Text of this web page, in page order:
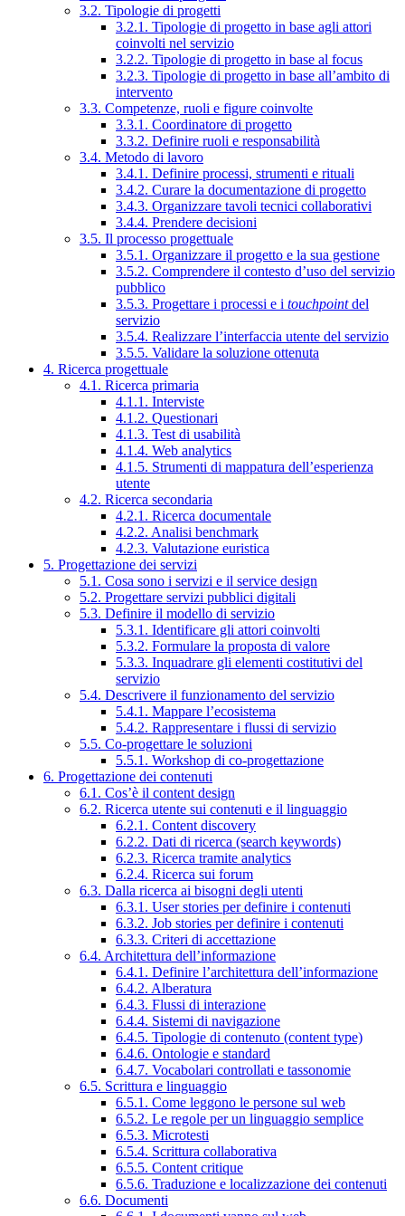
3.2. Tipologie di progetti
3.2.1. Tipologie di progetto in base agli attori
coinvolti nel servizio
3.2.2. Tipologie di progetto in base al focus
3.2.3. Tipologie di progetto in base all’ambito di
intervento
3.3. Competenze, ruoli e figure coinvolte
3.3.1. Coordinatore di progetto
3.3.2. Definire ruoli e responsabilità
3.4. Metodo di lavoro
3.4.1. Definire processi, strumenti e rituali
3.4.2. Curare la documentazione di progetto
3.4.3. Organizzare tavoli tecnici collaborativi
3.4.4. Prendere decisioni
3.5. Il processo progettuale
3.5.1. Organizzare il progetto e la sua gestione
3.5.2. Comprendere il contesto d’uso del servizio
pubblico
3.5.3. Progettare i processi e i touchpointdel
servizio
3.5.4. Realizzare l’interfaccia utente del servizio
3.5.5. Validare la soluzione ottenuta
4. Ricerca progettuale
4.1. Ricerca primaria
4.1.1. Interviste
4.1.2. Questionari
4.1.3. Test di usabilità
4.1.4. Web analytics
4.1.5. Strumenti di mappatura dell’esperienza
utente
4.2. Ricerca secondaria
4.2.1. Ricerca documentale
4.2.2. Analisi benchmark
4.2.3. Valutazione euristica
5. Progettazione dei servizi
5.1. Cosa sono i servizi e il service design
5.2. Progettare servizi pubblici digitali
5.3. Definire il modello di servizio
5.3.1. Identificare gli attori coinvolti
5.3.2. Formulare la proposta di valore
5.3.3. Inquadrare gli elementi costitutivi del
servizio
5.4. Descrivere il funzionamento del servizio
5.4.1. Mappare l’ecosistema
5.4.2. Rappresentare i flussi di servizio
5.5. Co-progettare le soluzioni
5.5.1. Workshop di co-progettazione
6. Progettazione dei contenuti
6.1. Cos’è il content design
6.2. Ricerca utente sui contenuti e il linguaggio
6.2.1. Content discovery
6.2.2. Dati di ricerca (search keywords)
6.2.3. Ricerca tramite analytics
6.2.4. Ricerca sui forum
6.3. Dalla ricerca ai bisogni degli utenti
6.3.1. User stories per definire i contenuti
6.3.2. Job stories per definire i contenuti
6.3.3. Criteri di accettazione
6.4. Architettura dell’informazione
6.4.1. Definire l’architettura dell’informazione
6.4.2. Alberatura
6.4.3. Flussi di interazione
6.4.4. Sistemi di navigazione
6.4.5. Tipologie di contenuto (content type)
6.4.6. Ontologie e standard
6.4.7. Vocabolari controllati e tassonomie
6.5. Scrittura e linguaggio
6.5.1. Come leggono le persone sul web
6.5.2. Le regole per un linguaggio semplice
6.5.3. Microtesti
6.5.4. Scrittura collaborativa
6.5.5. Content critique
6.5.6. Traduzione e localizzazione dei contenuti
6.6. Documenti